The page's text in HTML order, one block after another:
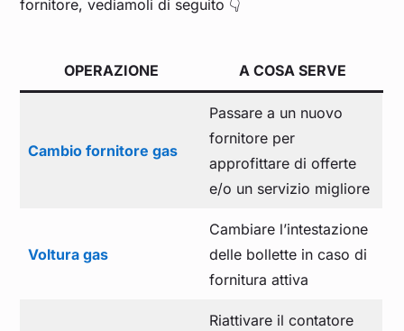
fornitore, vediamoli di seguito 👇
OPERAZIONE A COSA SERVE
Cambio fornitore gas
Passare a un nuovo
fornitore per
approfittare di offerte
e/o un servizio migliore
Voltura gas
Cambiare l’intestazione
delle bollette in caso di
fornitura attiva
Riattivare il contatore